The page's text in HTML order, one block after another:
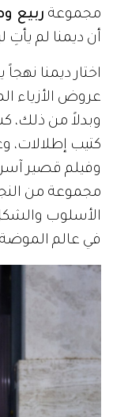
مجموعة ربيع
أن ديمنا لم يأتِ
اختار ديمنا نهجاً
عروض الأزياء
وبدلاً من ذلك،
كتيب إطلالات،
وفيلم قصير آسر
مجموعة من
الأسلوب
في عالم